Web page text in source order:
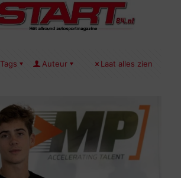
Tags Auteur Laat alles zien